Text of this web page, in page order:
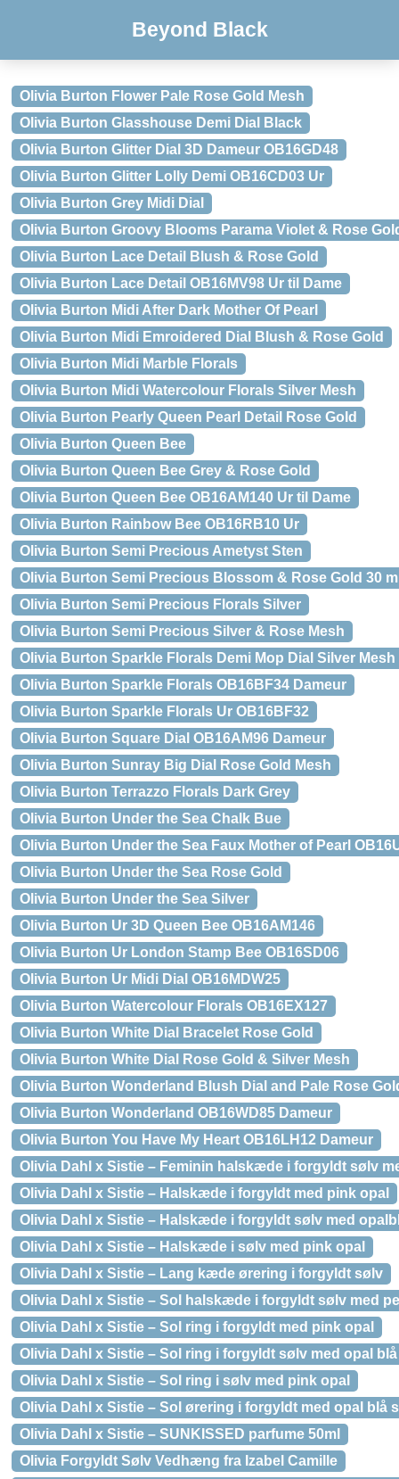
Beyond Black
Olivia Burton Flower Pale Rose Gold Mesh
Olivia Burton Glasshouse Demi Dial Black
Olivia Burton Glitter Dial 3D Dameur OB16GD48
Olivia Burton Glitter Lolly Demi OB16CD03 Ur
Olivia Burton Grey Midi Dial
Olivia Burton Groovy Blooms Parama Violet & Rose
Olivia Burton Lace Detail Blush & Rose Gold
Olivia Burton Lace Detail OB16MV98 Ur til Dame
Olivia Burton Midi After Dark Mother Of Pearl
Olivia Burton Midi Emroidered Dial Blush & Rose Gold
Olivia Burton Midi Marble Florals
Olivia Burton Midi Watercolour Florals Silver Mesh
Olivia Burton Pearly Queen Pearl Detail Rose Gold
Olivia Burton Queen Bee
Olivia Burton Queen Bee Grey & Rose Gold
Olivia Burton Queen Bee OB16AM140 Ur til Dame
Olivia Burton Rainbow Bee OB16RB10 Ur
Olivia Burton Semi Precious Ametyst Sten
Olivia Burton Semi Precious Blossom & Rose Gold 30
Olivia Burton Semi Precious Florals Silver
Olivia Burton Semi Precious Silver & Rose Mesh
Olivia Burton Sparkle Florals Demi Mop Dial Silver Mesh
Olivia Burton Sparkle Florals OB16BF34 Dameur
Olivia Burton Sparkle Florals Ur OB16BF32
Olivia Burton Square Dial OB16AM96 Dameur
Olivia Burton Sunray Big Dial Rose Gold Mesh
Olivia Burton Terrazzo Florals Dark Grey
Olivia Burton Under the Sea Chalk Bue
Olivia Burton Under the Sea Faux Mother of Pearl
Olivia Burton Under the Sea Rose Gold
Olivia Burton Under the Sea Silver
Olivia Burton Ur 3D Queen Bee OB16AM146
Olivia Burton Ur London Stamp Bee OB16SD06
Olivia Burton Ur Midi Dial OB16MDW25
Olivia Burton Watercolour Florals OB16EX127
Olivia Burton White Dial Bracelet Rose Gold
Olivia Burton White Dial Rose Gold & Silver Mesh
Olivia Burton Wonderland Blush Dial and Pale Rose
Olivia Burton Wonderland OB16WD85 Dameur
Olivia Burton You Have My Heart OB16LH12 Dameur
Olivia Dahl x Sistie – Feminin halskæde i forgyldt sølv
Olivia Dahl x Sistie – Halskæde i forgyldt med pink opal
Olivia Dahl x Sistie – Halskæde i forgyldt sølv med
Olivia Dahl x Sistie – Halskæde i sølv med pink opal
Olivia Dahl x Sistie – Lang kæde ørering i forgyldt sølv
Olivia Dahl x Sistie – Sol halskæde i forgyldt sølv med
Olivia Dahl x Sistie – Sol ring i forgyldt med pink opal
Olivia Dahl x Sistie – Sol ring i forgyldt sølv med opal
Olivia Dahl x Sistie – Sol ring i sølv med pink opal
Olivia Dahl x Sistie – Sol ørering i forgyldt med opal blå
Olivia Dahl x Sistie – SUNKISSED parfume 50ml
Olivia Forgyldt Sølv Vedhæng fra Izabel Camille